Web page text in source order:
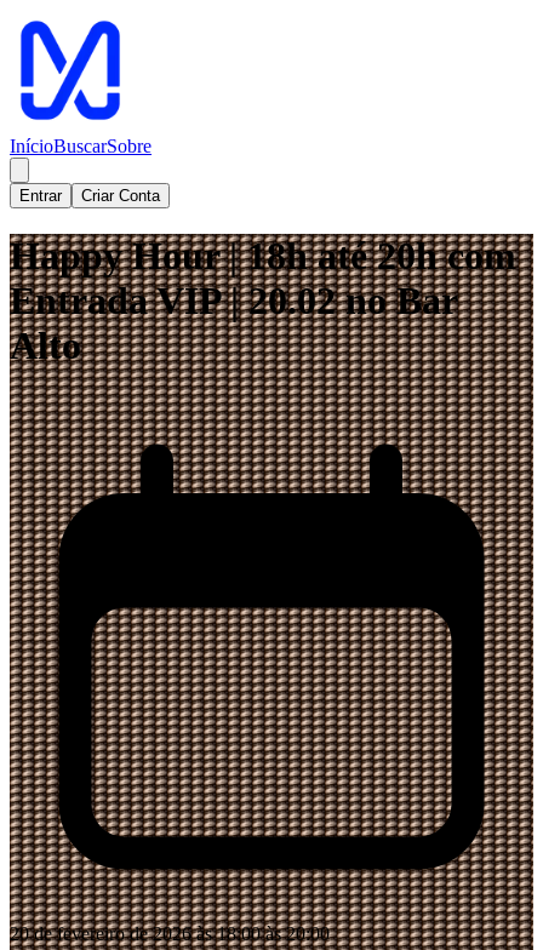
InícioBuscarSobre
Entrar Criar Conta
Happy Hour | 18h até 20h com
Entrada VIP | 20.02 no Bar
Alto
20 de fevereiro de 2026 às 18:00 às 20:00